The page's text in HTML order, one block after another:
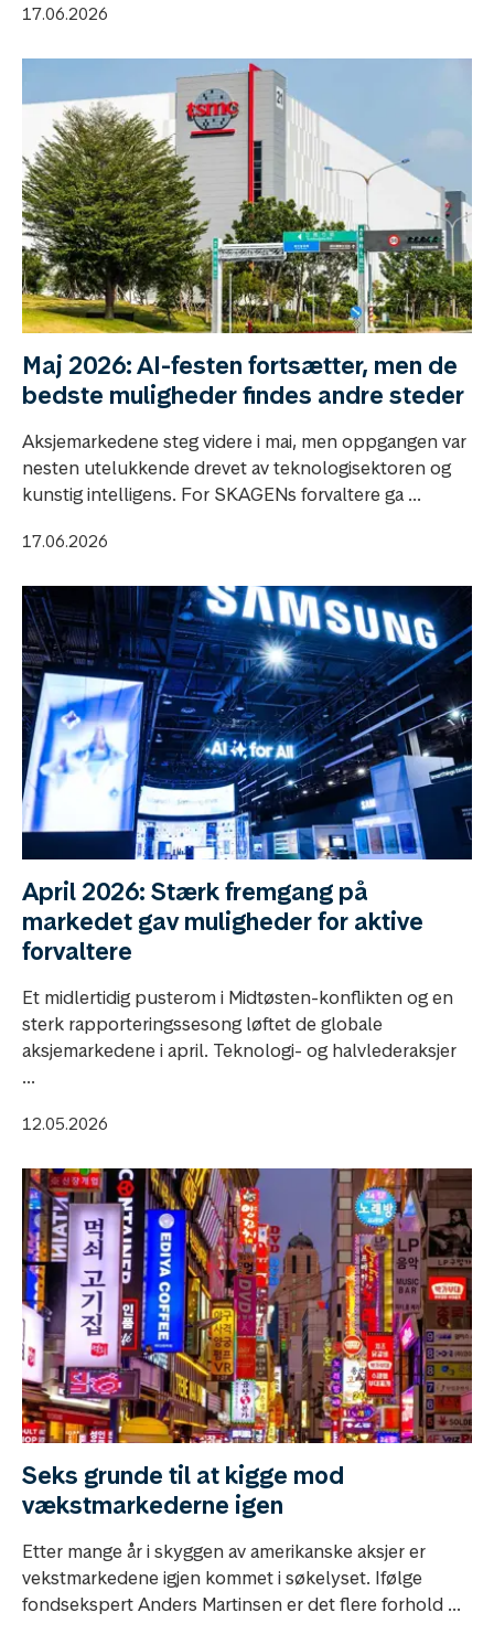
17.06.2026
Maj 2026: AI-festen fortsætter, men de
bedste muligheder findes andre steder
Aksjemarkedene steg videre i mai, men oppgangen var
nesten utelukkende drevet av teknologisektoren og
kunstig intelligens. For SKAGENs forvaltere ga ...
17.06.2026
April 2026: Stærk fremgang på
markedet gav muligheder for aktive
forvaltere
Et midlertidig pusterom i Midtøsten-konflikten og en
sterk rapporteringssesong løftet de globale
aksjemarkedene i april. Teknologi- og halvlederaksjer
...
12.05.2026
Seks grunde til at kigge mod
vækstmarkederne igen
Etter mange år i skyggen av amerikanske aksjer er
vekstmarkedene igjen kommet i søkelyset. Ifølge
fondsekspert Anders Martinsen er det flere forhold ...